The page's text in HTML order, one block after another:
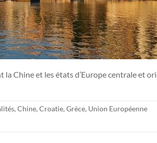
Chine et les états d’Europe centrale et
, Chine, Croatie, Grèce, Union Européenne